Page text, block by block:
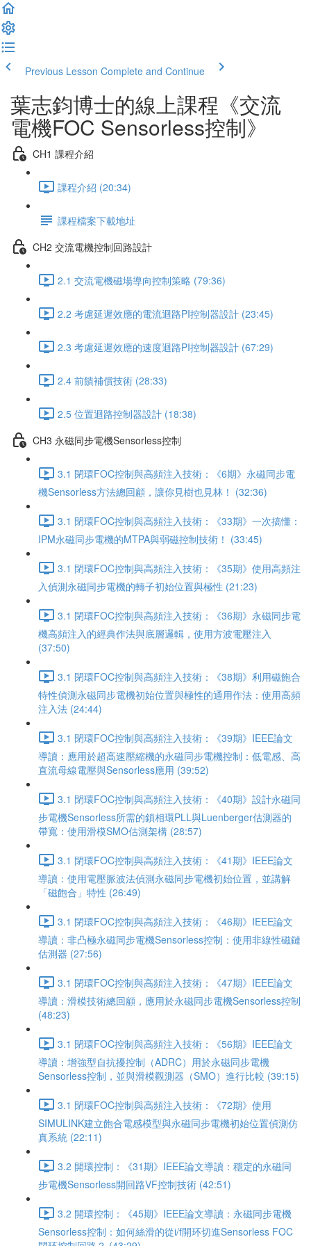
Previous Lesson Complete and Continue
葉志鈞博士的線上課程《交流
電機FOC Sensorless控制》
CH1 課程介紹
課程介紹 (20:34)
課程檔案下載地址
CH2 交流電機控制回路設計
2.1 交流電機磁場導向控制策略 (79:36)
2.2 考慮延遲效應的電流迴路PI控制器設計 (23:45)
2.3 考慮延遲效應的速度迴路PI控制器設計 (67:29)
2.4 前饋補償技術 (28:33)
2.5 位置迴路控制器設計 (18:38)
CH3 永磁同步電機Sensorless控制
3.1 閉環FOC控制與高頻注入技術：《6期》永磁同步電
機Sensorless方法總回顧，讓你見樹也見林！ (32:36)
3.1 閉環FOC控制與高頻注入技術：《33期》一次搞懂：
IPM永磁同步電機的MTPA與弱磁控制技術！ (33:45)
3.1 閉環FOC控制與高頻注入技術：《35期》使用高頻注
入偵測永磁同步電機的轉子初始位置與極性 (21:23)
3.1 閉環FOC控制與高頻注入技術：《36期》永磁同步電
機高頻注入的經典作法與底層邏輯，使用方波電壓注入
(37:50)
3.1 閉環FOC控制與高頻注入技術：《38期》利用磁飽合
特性偵測永磁同步電機初始位置與極性的通用作法：使用高頻
注入法 (24:44)
3.1 閉環FOC控制與高頻注入技術：《39期》IEEE論文
導讀：應用於超高速壓縮機的永磁同步電機控制：低電感、高
直流母線電壓與Sensorless應用 (39:52)
3.1 閉環FOC控制與高頻注入技術：《40期》設計永磁同
步電機Sensorless所需的鎖相環PLL與Luenberger估測器的
帶寬：使用滑模SMO估測架構 (28:57)
3.1 閉環FOC控制與高頻注入技術：《41期》IEEE論文
導讀：使用電壓脈波法偵測永磁同步電機初始位置，並講解
「磁飽合」特性 (26:49)
3.1 閉環FOC控制與高頻注入技術：《46期》IEEE論文
導讀：非凸極永磁同步電機Sensorless控制：使用非線性磁鏈
估測器 (27:56)
3.1 閉環FOC控制與高頻注入技術：《47期》IEEE論文
導讀：滑模技術總回顧，應用於永磁同步電機Sensorless控制
(48:23)
3.1 閉環FOC控制與高頻注入技術：《56期》IEEE論文
導讀：增強型自抗擾控制（ADRC）用於永磁同步電機
Sensorless控制，並與滑模觀測器（SMO）進行比較 (39:15)
3.1 閉環FOC控制與高頻注入技術：《72期》使用
SIMULINK建立飽合電感模型與永磁同步電機初始位置偵測仿
真系統 (22:11)
3.2 開環控制：《31期》IEEE論文導讀：穩定的永磁同
步電機Sensorless開回路VF控制技術 (42:51)
3.2 開環控制：《45期》IEEE論文導讀：永磁同步電機
Sensorless控制：如何絲滑的從i/f開环切進Sensorless FOC